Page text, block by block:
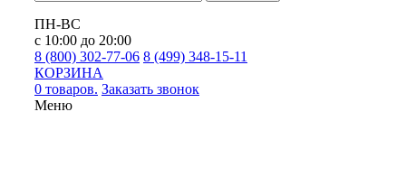
ПН-ВС
с 10:00 до 20:00
8 (800) 302-77-06 8 (499) 348-15-11
КОРЗИНА
0 товаров. Заказать звонок
Меню